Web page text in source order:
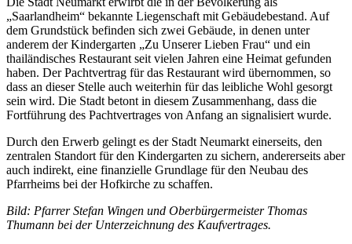
„Saarlandheim“ bekannte Liegenschaft mit Gebäudebestand. Auf
dem Grundstück befinden sich zwei Gebäude, in denen unter
anderem der Kindergarten „Zu Unserer Lieben Frau“ und ein
thailändisches Restaurant seit vielen Jahren eine Heimat gefunden
haben. Der Pachtvertrag für das Restaurant wird übernommen, so
dass an dieser Stelle auch weiterhin für das leibliche Wohl gesorgt
sein wird. Die Stadt betont in diesem Zusammenhang, dass die
Fortführung des Pachtvertrages von Anfang an signalisiert wurde.
Durch den Erwerb gelingt es der Stadt Neumarkt einerseits, den
zentralen Standort für den Kindergarten zu sichern, andererseits aber
auch indirekt, eine finanzielle Grundlage für den Neubau des
Pfarrheims bei der Hofkirche zu schaffen.
Bild: Pfarrer Stefan Wingen und Oberbürgermeister Thomas
Thumann bei der Unterzeichnung des Kaufvertrages.